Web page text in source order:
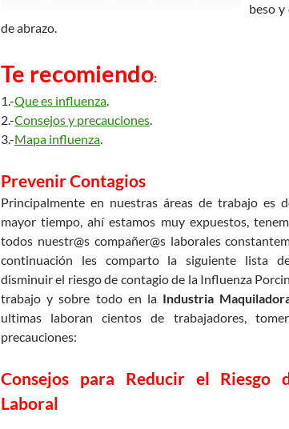
beso
de abrazo.
Te recomiendo:
1.-Que es influenza.
2.-Consejos y precauciones.
3.-Mapa influenza.
Prevenir Contagios
Principalmente en nuestras áreas de trabajo es
mayor tiempo, ahí estamos muy expuestos,
todos nuestr@s compañer@s laborales
continuación les comparto la siguiente lista
disminuir el riesgo de contagio de la Influenza
trabajo y sobre todo en la Industria
ultimas laboran cientos de trabajadores,
precauciones:
Consejos para Reducir el Riesgo
Laboral